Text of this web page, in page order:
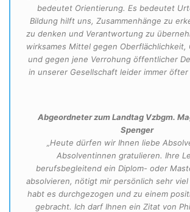
bedeutet Orientierung. Es bedeutet
Bildung hilft uns, Zusammenhänge zu
zu denken und Verantwortung zu
wirksames Mittel gegen Oberflächlichkeit,
und gegen jene Verrohung öffentlicher
in unserer Gesellschaft leider immer öfter
Abgeordneter zum Landtag Vzbgm.
Spenger
„Heute dürfen wir Ihnen liebe
Absolventinnen gratulieren. Ihre
berufsbegleitend ein Diplom- oder
absolvieren, nötigt mir persönlich sehr viel
habt es durchgezogen und zu einem
gebracht. Ich darf Ihnen ein Zitat von